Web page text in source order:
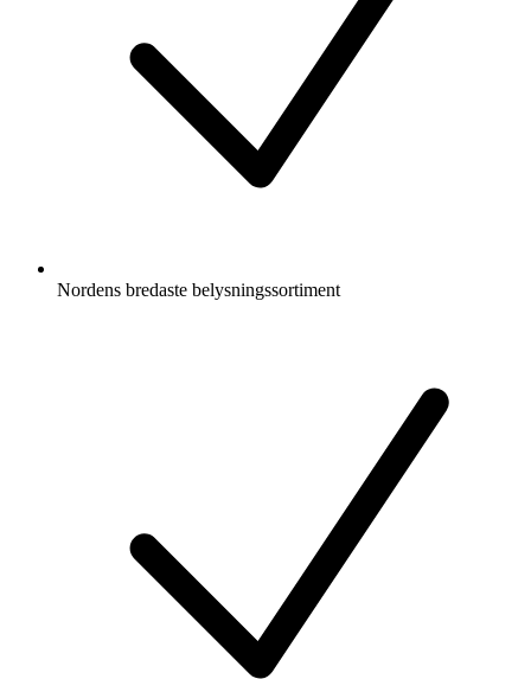
Nordens bredaste belysningssortiment